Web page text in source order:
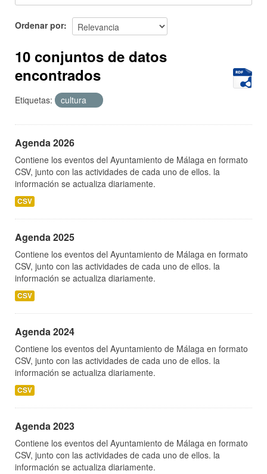
Ordenar por
10 conjuntos de datos
encontrados
Etiquetas: cultura
Agenda 2026
Contiene los eventos del Ayuntamiento de Málaga en formato
CSV, junto con las actividades de cada uno de ellos. la
información se actualiza diariamente.
CSV
Agenda 2025
Contiene los eventos del Ayuntamiento de Málaga en formato
CSV, junto con las actividades de cada uno de ellos. la
información se actualiza diariamente.
CSV
Agenda 2024
Contiene los eventos del Ayuntamiento de Málaga en formato
CSV, junto con las actividades de cada uno de ellos. la
información se actualiza diariamente.
CSV
Agenda 2023
Contiene los eventos del Ayuntamiento de Málaga en formato
CSV, junto con las actividades de cada uno de ellos. la
información se actualiza diariamente.